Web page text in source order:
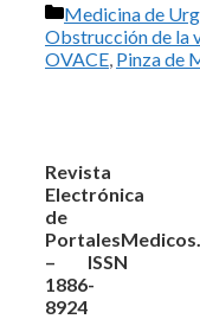
Categorías
Medicina de
Obstrucción de la
OVACE, Pinza de
Revista
Electrónica
de
– ISSN
1886-
8924